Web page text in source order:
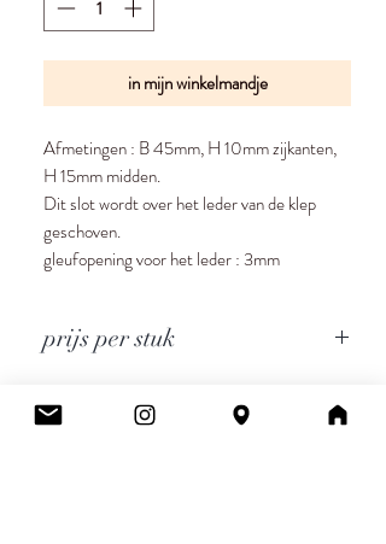
in mijn winkelmandje
Afmetingen : B 45mm, H 10mm zijkanten,
H 15mm midden.
Dit slot wordt over het leder van de klep
geschoven.
gleufopening voor het leder : 3mm
prijs per stuk